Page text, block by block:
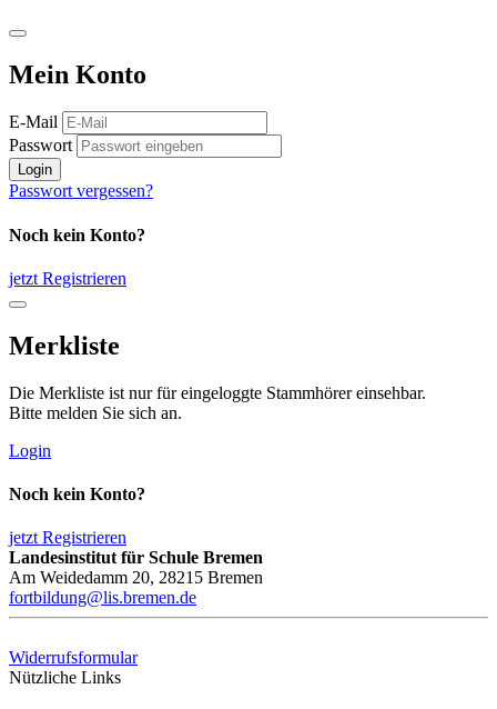
Mein Konto
E-Mail
Passwort
Login
Passwort vergessen?
Noch kein Konto?
jetzt Registrieren
Merkliste
Die Merkliste ist nur für eingeloggte Stammhörer einsehbar.
Bitte melden Sie sich an.
Login
Noch kein Konto?
jetzt Registrieren
Landesinstitut für Schule Bremen
Am Weidedamm 20, 28215 Bremen
fortbildung@lis.bremen.de
Widerrufsformular
Nützliche Links